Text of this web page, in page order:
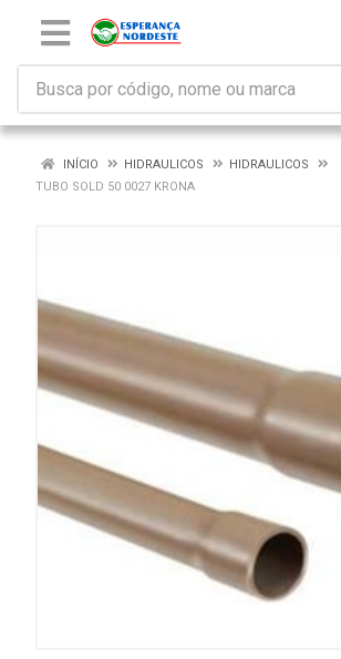
INÍCIO HIDRAULICOS
HIDRAULICOS
TUBO SOLD 50 0027 KRONA